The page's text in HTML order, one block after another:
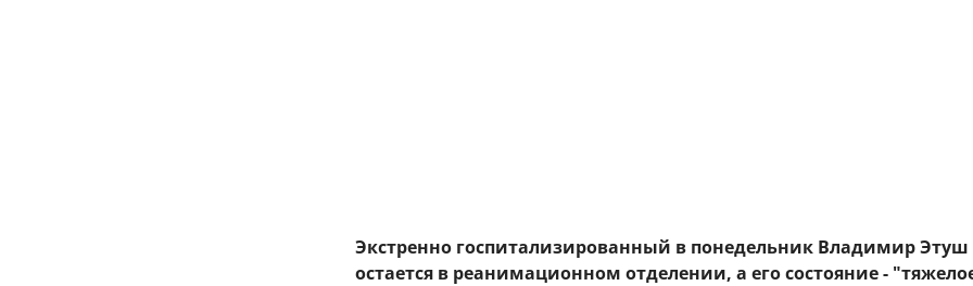
Экстренно госпитализированный в понедельник Владимир Этуш
остается в реанимационном отделении, а его состояние -